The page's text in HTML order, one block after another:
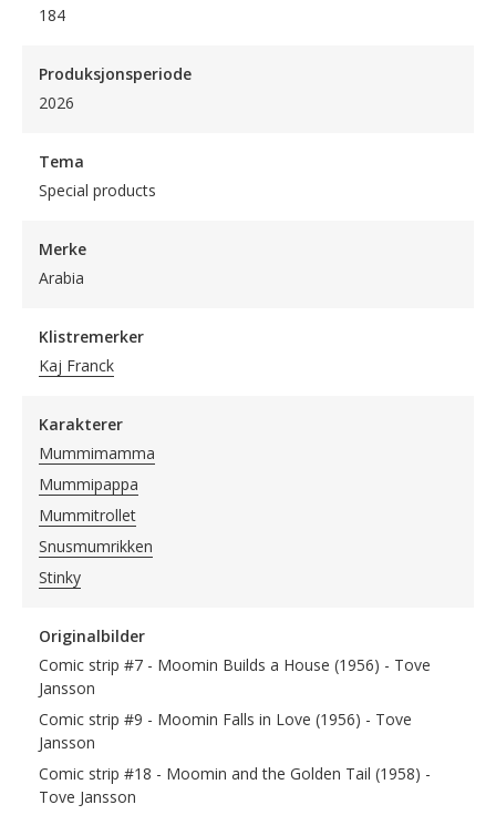
184
Produksjonsperiode
2026
Tema
Special products
Merke
Arabia
Klistremerker
Kaj Franck
Karakterer
Mummimamma
Mummipappa
Mummitrollet
Snusmumrikken
Stinky
Originalbilder
Comic strip #7 - Moomin Builds a House (1956) - Tove
Jansson
Comic strip #9 - Moomin Falls in Love (1956) - Tove
Jansson
Comic strip #18 - Moomin and the Golden Tail (1958) -
Tove Jansson